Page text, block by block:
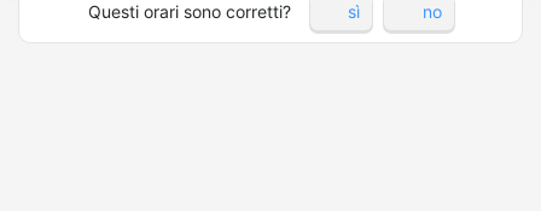
Questi orari sono corretti? sì no